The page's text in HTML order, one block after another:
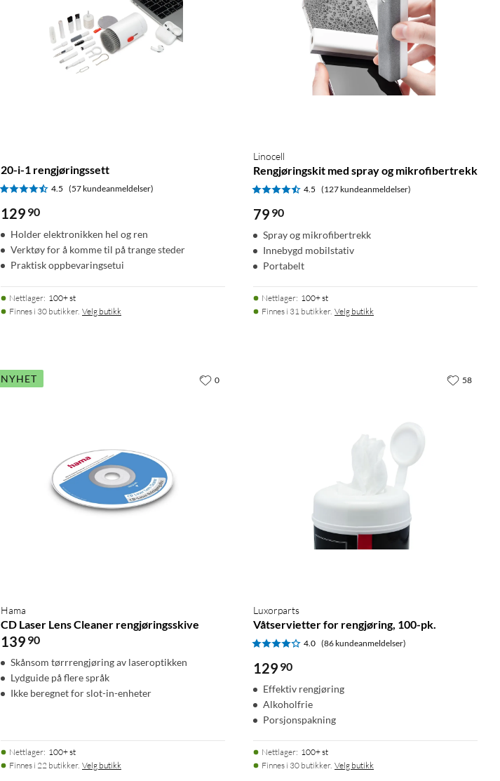
20-i-1 rengjøringssett
4.5 (57 kundeanmeldelser)
129 90
Holder elektronikken hel og ren
Verktøy for å komme til på trange steder
Praktisk oppbevaringsetui
Nettlager: 100+ st
Finnes i 30 butikker. Velg butikk
Linocell
Rengjøringskit med spray og mikrofibertrekk
4.5 (127 kundeanmeldelser)
79 90
Spray og mikrofibertrekk
Innebygd mobilstativ
Portabelt
Nettlager: 100+ st
Finnes i 31 butikker. Velg butikk
NYHET
Hama
CD Laser Lens Cleaner rengjøringsskive
139 90
Skånsom tørrrengjøring av laseroptikken
Lydguide på flere språk
Ikke beregnet for slot-in-enheter
Nettlager: 100+ st
Finnes i 22 butikker. Velg butikk
0
Luxorparts
Våtservietter for rengjøring, 100-pk.
4.0 (86 kundeanmeldelser)
129 90
Effektiv rengjøring
Alkoholfrie
Porsjonspakning
Nettlager: 100+ st
Finnes i 30 butikker. Velg butikk
58